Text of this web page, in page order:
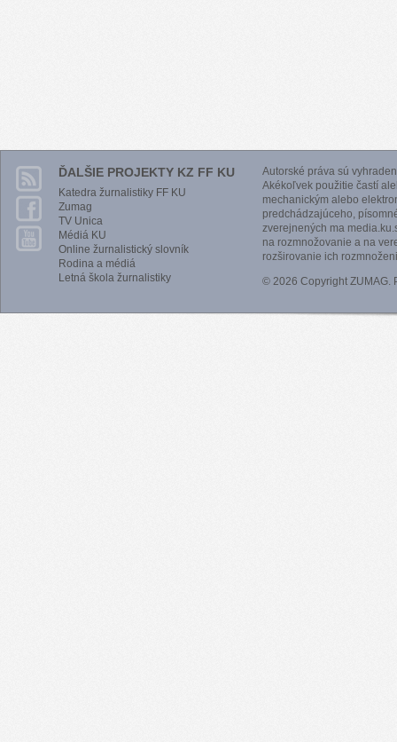
ĎALŠIE PROJEKTY KZ FF KU
Katedra žurnalistiky FF KU
Zumag
TV Unica
Médiá KU
Online žurnalistický slovník
Rodina a médiá
Letná škola žurnalistiky
Autorské práva sú
Akékoľvek použitie častí
mechanickým alebo
predchádzajúceho,
zverejnených ma
na rozmnožovanie a na
rozširovanie ich
© 2026 Copyright ZUMAG.